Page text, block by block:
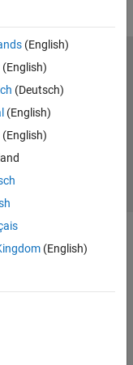
(English)
(English)
(Deutsch)
(English)
(English)
(English)
privacy